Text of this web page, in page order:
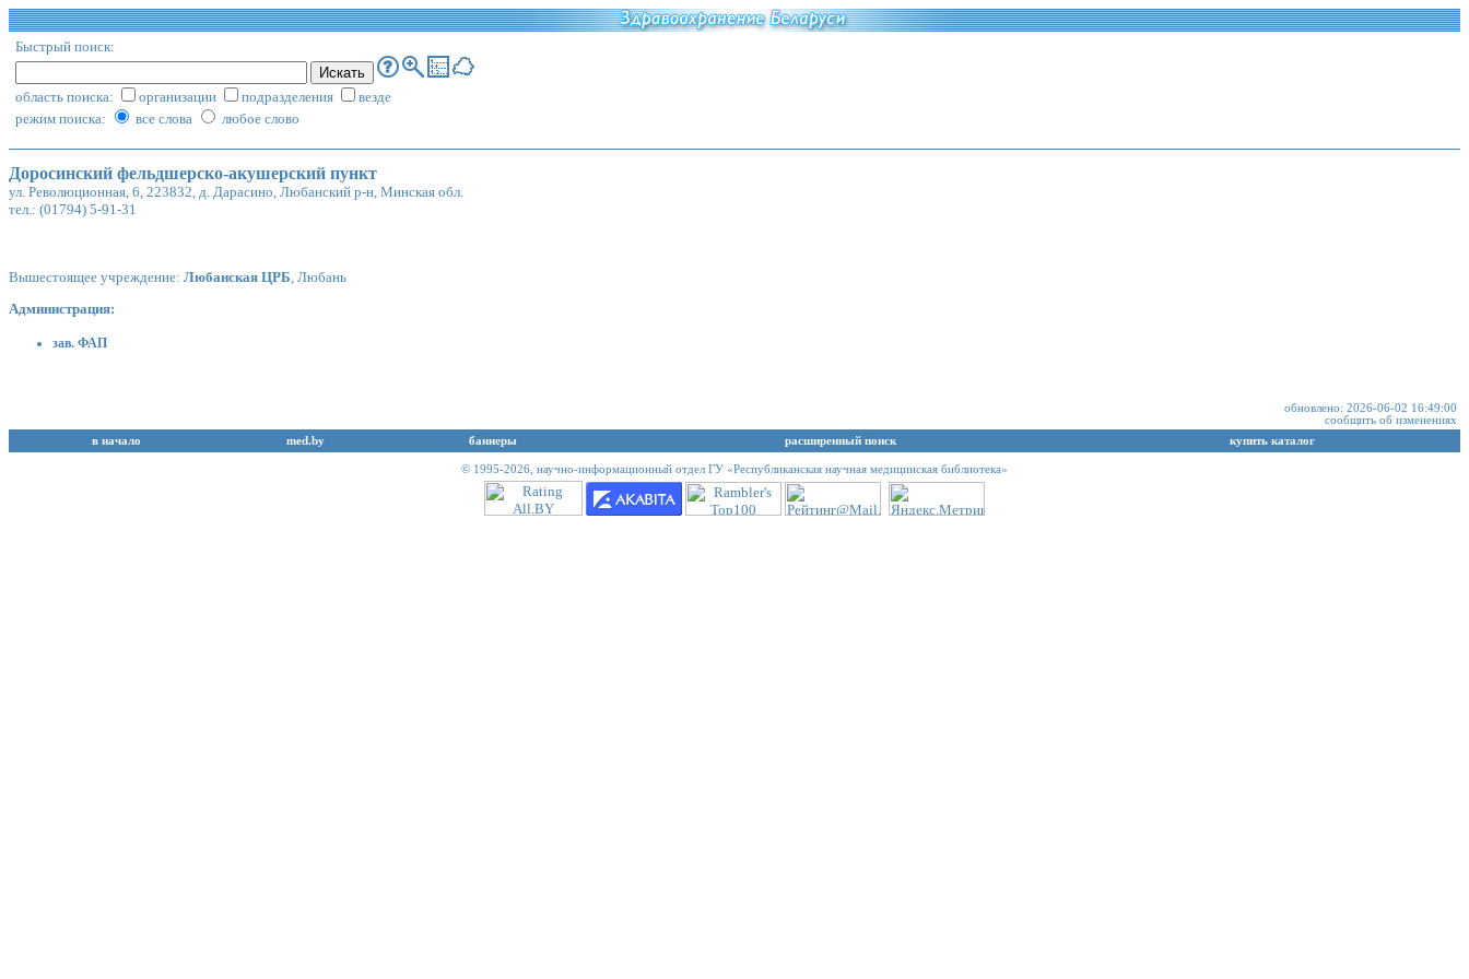
Быстрый поиск:
область поиска: организации подразделения
везде
режим поиска:
все слова любое слово
Доросинский фельдшерско-акушерский пункт
ул. Революционная, 6, 223832, д. Дарасино, Любанский р-н, Минская обл.
тел.: (01794) 5-91-31
Вышестоящее учреждение: Любанская ЦРБ , Любань
Администрация:
зав. ФАП
обновлено: 2026-06-02 16:49:00
сообщить об изменениях
в начало
med.by баннеры расширенный поиск купить каталог
© 1995-2026, научно-информационный отдел ГУ «Республиканская научная медицинская библиотека»